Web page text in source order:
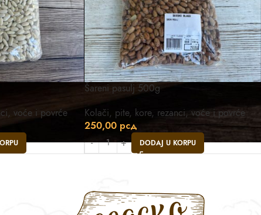
voće i povrće
Šareni pasulj 500g
Kolači, pite, kore, rezanci, voće i povrće
250,00 рсд
DODAJ U KORPU